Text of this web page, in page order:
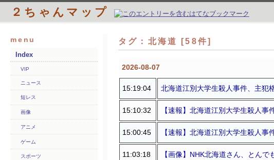
２ちゃんマップ
menu
Index
VIP
ニュース
短レス
画像
アニメ
ゲーム
スポーツ
タグ：北海道 [58件]
2026-08-07
15:19:04 北海道江別大学生殺人事件、主犯
15:10:32 【速報】北海道江別大学生殺人
15:00:45 【速報】北海道江別大学生殺人
11:03:18 【画像】NHK北海道さん、とん